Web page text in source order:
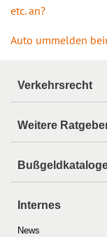
etc. an?
Auto ummelden
Verkehrsrecht
Weitere
Internes
News